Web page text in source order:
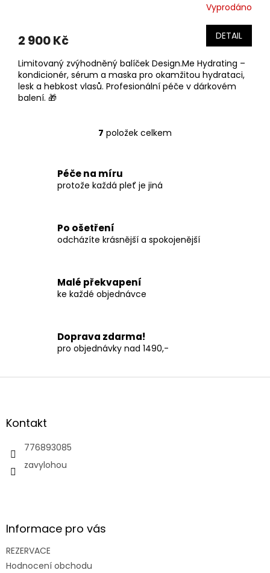
Vyprodáno
2 900 Kč DETAIL
Limitovaný zvýhodněný balíček Design.Me Hydrating –
kondicionér, sérum a maska pro okamžitou hydrataci,
lesk a hebkost vlasů. Profesionální péče v dárkovém
balení. 🎁
O
d
a
r
y
v
ý
s
u
7 položek celkem
Péče na míru
protože každá pleť je jiná
Po ošetření
odcházíte krásnější a spokojenější
Malé překvapení
ke každé objednávce
Doprava zdarma!
pro objednávky nad 1490,-
Z
aKontakt
776893085
zavylohou
Informace pro vás
REZERVACE
Hodnocení obchodu